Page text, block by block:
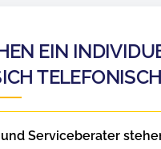
EIN
Serviceberater